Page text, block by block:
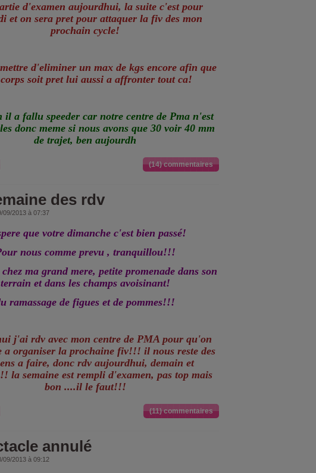
d'examen aujourdhui, la suite c'est pour
et on sera pret pour attaquer la fiv des mon
prochain cycle!
d'eliminer un max de kgs encore afin que
soit pret lui aussi a affronter tout ca!
il a fallu speeder car notre centre de Pma n'est
donc meme si nous avons que 30 voir 40 mm
de trajet, ben aujourdh
(14) commentaires
des rdv
09/2013 à 07:37
que votre dimanche c'est bien passé!
nous comme prevu , tranquillou!!!
ma grand mere, petite promenade dans son
terrain et dans les champs avoisinant!
ramassage de figues et de pommes!!!
j'ai rdv avec mon centre de PMA pour qu'on
a organiser la prochaine fiv!!! il nous reste des
a faire, donc rdv aujourdhui, demain et
la semaine est rempli d'examen, pas top mais
bon ....il le faut!!!
(11) commentaires
annulé
09/2013 à 09:12